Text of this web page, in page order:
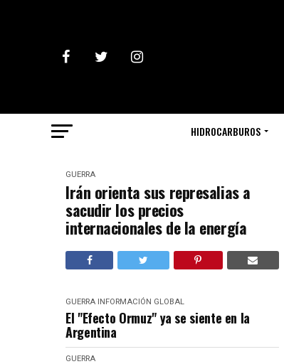
HIDROCARBUROS
GUERRA
Irán orienta sus represalias a
sacudir los precios
internacionales de la energía
GUERRA INFORMACIÓN GLOBAL
El "Efecto Ormuz" ya se siente en la
Argentina
GUERRA